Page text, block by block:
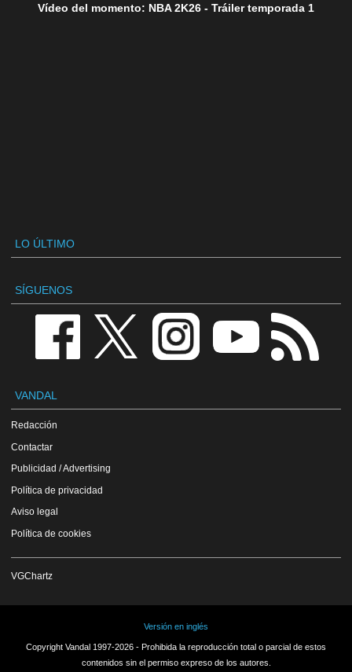
Vídeo del momento: NBA 2K26 - Tráiler temporada 1
LO ÚLTIMO
SÍGUENOS
VANDAL
Redacción
Contactar
Publicidad / Advertising
Política de privacidad
Aviso legal
Política de cookies
VGChartz
Versión en inglés
Copyright Vandal 1997-2026 - Prohibida la reproducción total o parcial de estos
contenidos sin el permiso expreso de los autores.